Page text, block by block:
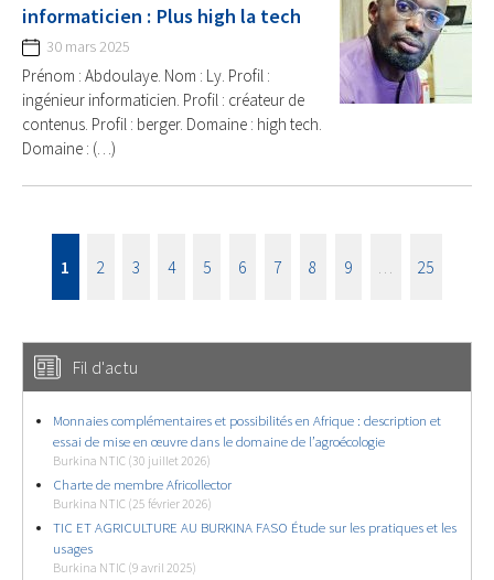
informaticien : Plus high la tech
30 mars 2025
Prénom : Abdoulaye. Nom : Ly. Profil :
ingénieur informaticien. Profil : créateur de
contenus. Profil : berger. Domaine : high tech.
Domaine : (…)
1 2 3 4 5 6 7 8 9 25
Fil d'actu
Monnaies complémentaires et possibilités en Afrique : description et
essai de mise en œuvre dans le domaine de l’agroécologie
Burkina NTIC (30 juillet 2026)
Charte de membre Africollector
Burkina NTIC (25 février 2026)
TIC ET AGRICULTURE AU BURKINA FASO Étude sur les pratiques et les
usages
Burkina NTIC (9 avril 2025)